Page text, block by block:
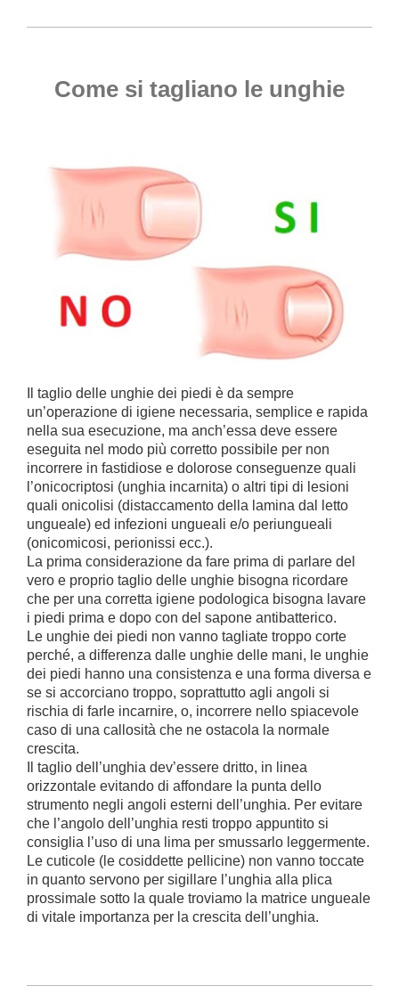
Come si tagliano le unghie
Il taglio delle unghie dei piedi è da sempre
un’operazione di igiene necessaria, semplice e rapida
nella sua esecuzione, ma anch’essa deve essere
eseguita nel modo più corretto possibile per non
incorrere in fastidiose e dolorose conseguenze quali
l’onicocriptosi (unghia incarnita) o altri tipi di lesioni
quali onicolisi (distaccamento della lamina dal letto
ungueale) ed infezioni ungueali e/o periungueali
(onicomicosi, perionissi ecc.).
La prima considerazione da fare prima di parlare del
vero e proprio taglio delle unghie bisogna ricordare
che per una corretta igiene podologica bisogna lavare
i piedi prima e dopo con del sapone antibatterico.
Le unghie dei piedi non vanno tagliate troppo corte
perché, a differenza dalle unghie delle mani, le unghie
dei piedi hanno una consistenza e una forma diversa e
se si accorciano troppo, soprattutto agli angoli si
rischia di farle incarnire, o, incorrere nello spiacevole
caso di una callosità che ne ostacola la normale
crescita.
Il taglio dell’unghia dev’essere dritto, in linea
orizzontale evitando di affondare la punta dello
strumento negli angoli esterni dell’unghia. Per evitare
che l’angolo dell’unghia resti troppo appuntito si
consiglia l’uso di una lima per smussarlo leggermente.
Le cuticole (le cosiddette pellicine) non vanno toccate
in quanto servono per sigillare l’unghia alla plica
prossimale sotto la quale troviamo la matrice ungueale
di vitale importanza per la crescita dell’unghia.